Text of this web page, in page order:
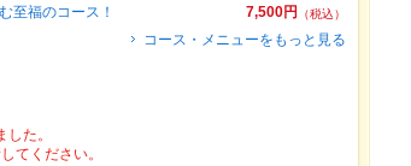
7,500円
（税込）
至福のコース！
コース・メニューをもっと見る
た。
てください。